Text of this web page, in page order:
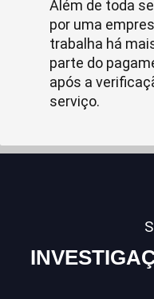
Além de toda
por uma
trabalha há
parte do
após a
serviço.